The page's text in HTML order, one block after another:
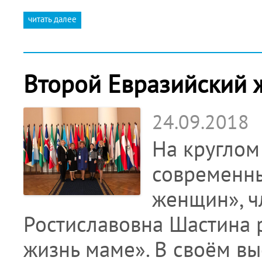
читать далее
Второй
24.09.2018
На
женщин»,
Ростиславовна Шастина
жизнь маме». В своём